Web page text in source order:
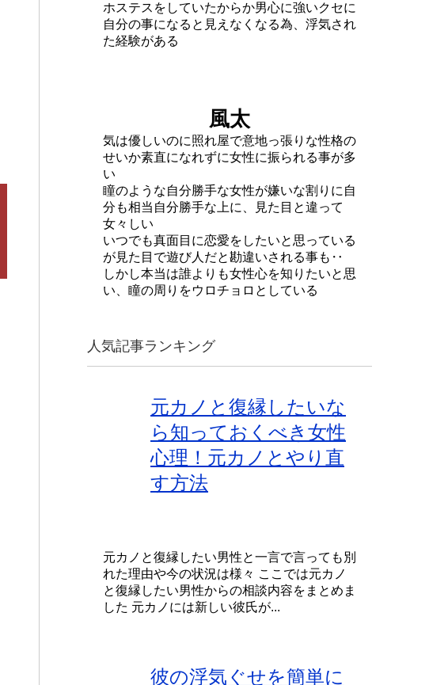
ホステスをしていたからか男心に強いクセに
自分の事になると見えなくなる為、浮気され
た経験がある
風太
気は優しいのに照れ屋で意地っ張りな性格の
せいか素直になれずに女性に振られる事が多
い
瞳のような自分勝手な女性が嫌いな割りに自
分も相当自分勝手な上に、見た目と違って
女々しい
いつでも真面目に恋愛をしたいと思っている
が見た目で遊び人だと勘違いされる事も‥
しかし本当は誰よりも女性心を知りたいと思
い、瞳の周りをウロチョロとしている
人気記事ランキング
元カノと復縁したいな
ら知っておくべき女性
心理！元カノとやり直
す方法
元カノと復縁したい男性と一言で言っても別
れた理由や今の状況は様々 ここでは元カノ
と復縁したい男性からの相談内容をまとめま
した 元カノには新しい彼氏が...
彼の浮気ぐせを簡単に